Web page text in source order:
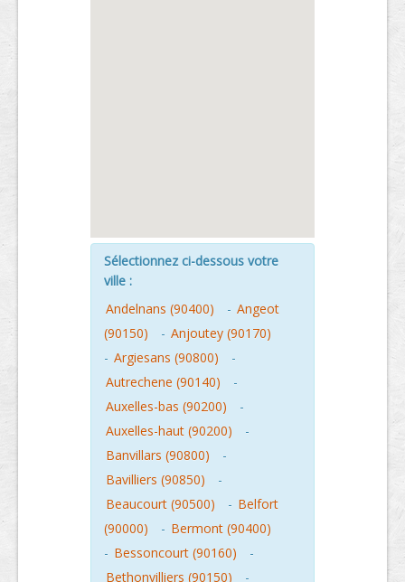
Sélectionnez ci-dessous votre
ville :
Andelnans (90400)
- Angeot
(90150)
- Anjoutey (90170)
- Argiesans (90800)
-
Autrechene (90140)
-
Auxelles-bas (90200)
-
Auxelles-haut (90200)
-
Banvillars (90800)
-
Bavilliers (90850)
-
Beaucourt (90500)
- Belfort
(90000)
- Bermont (90400)
- Bessoncourt (90160)
-
Bethonvilliers (90150)
-